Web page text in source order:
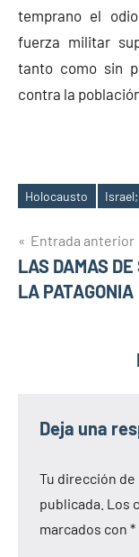
temprano el
fuerza militar
tanto como sin
contra la
Etiquetas
Holocausto
Navegación
de
Entrada anterior
LAS DAMAS
LA PATAGONIA
Deja una
Tu dirección
publicada. Los
marcados con *